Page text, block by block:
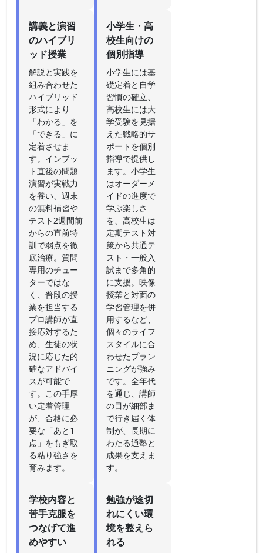
講義と演習
のハイブリ
ッド授業
解説と実践を
組み合わせた
ハイブリッド
形式により
「わかる」を
「できる」に
定着させま
す。インプッ
ト直後の問題
演習が実戦力
を養い、週末
の無料補習や
テスト2週間前
からの直前特
訓で弱点を徹
底治療。質問
専用のチュー
ターではな
く、普段の授
業を担当する
プロ講師が直
接応対するた
め、生徒の状
況に応じた的
確なアドバイ
スが可能で
す。この手厚
い定着管理
が、合格に必
要な「あと1
点」をもぎ取
る粘り強さを
育みます。
小学生・高
校生向けの
個別指導
小学生には基
礎定着と自学
習慣の確立、
高校生には大
学受験を見据
えた戦略的サ
ポートを個別
指導で提供し
ます。小学生
はオーダーメ
イドの進度で
学ぶ楽しさ
を、高校生は
定期テスト対
策から共通テ
スト・一般入
試まで多角的
に支援。映像
授業と対面の
学習管理を併
用するなど、
個々のライフ
スタイルに合
わせたプラン
ニングが強み
です。全年代
を通じ、講師
の目が細部ま
で行き届く体
制が、長期に
わたる通塾と
成果を支えま
す。
学校内容と
苦手克服を
つなげて進
めやすい
勉強が途切
れにくい環
境を整えら
れる